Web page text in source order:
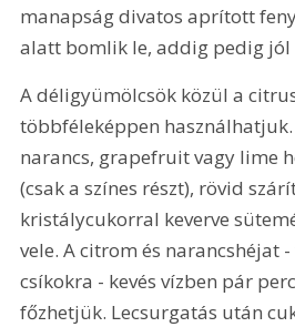
manapság divatos aprított
alatt bomlik le, addig pedig
A déligyümölcsök közül a
többféleképpen
narancs, grapefruit vagy lime
(csak a színes részt), rövid
kristálycukorral keverve
vele. A citrom és narancshéjat
csíkokra - kevés vízben pár
főzhetjük. Lecsurgatás után